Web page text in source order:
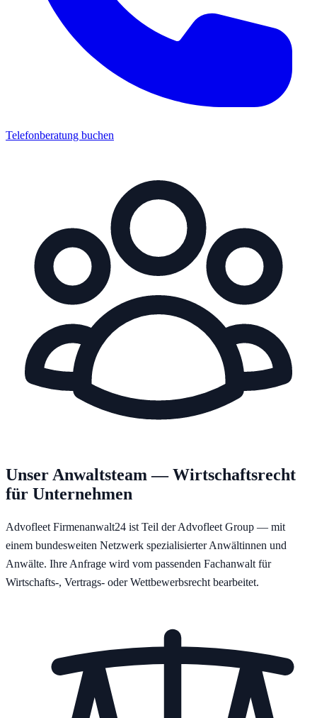
Telefonberatung buchen
Unser Anwaltsteam — Wirtschaftsrecht
für Unternehmen
Advofleet Firmenanwalt24 ist Teil der Advofleet Group — mit
einem bundesweiten Netzwerk spezialisierter Anwältinnen und
Anwälte. Ihre Anfrage wird vom passenden Fachanwalt für
Wirtschafts-, Vertrags- oder Wettbewerbsrecht bearbeitet.